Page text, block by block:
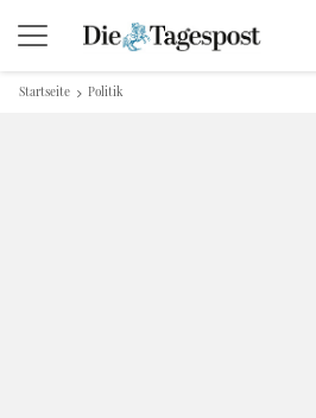
Startseite Politik